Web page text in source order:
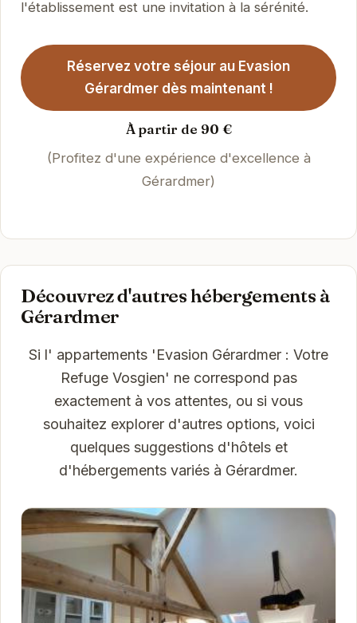
l'établissement est une invitation à la sérénité.
Réservez votre séjour au Evasion
Gérardmer dès maintenant !
À partir de 90 €
(Profitez d'une expérience d'excellence à
Gérardmer)
Découvrez d'autres hébergements à
Gérardmer
Si l' appartements 'Evasion Gérardmer : Votre
Refuge Vosgien' ne correspond pas
exactement à vos attentes, ou si vous
souhaitez explorer d'autres options, voici
quelques suggestions d'hôtels et
d'hébergements variés à Gérardmer.